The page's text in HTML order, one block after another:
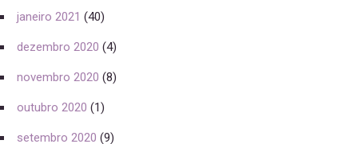
janeiro 2021 (40)
dezembro 2020 (4)
novembro 2020 (8)
outubro 2020 (1)
setembro 2020 (9)